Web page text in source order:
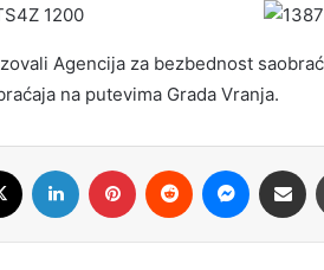
Agencija za bezbednost
na putevima Grada Vranja.
LinkedIn Pinterest Reddit